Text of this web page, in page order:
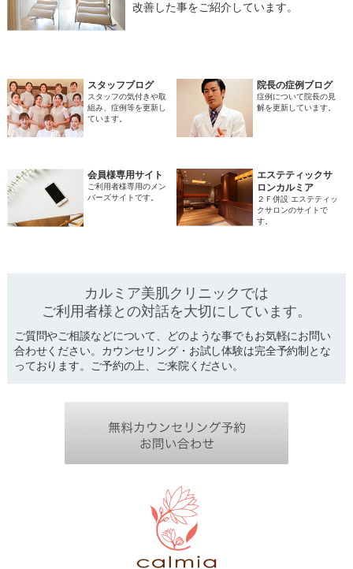
改善した事をご紹介しています。
スタッフブログ
スタッフの気付きや取
組み、症例等を更新し
ています。
院長の症例ブログ
症例について院長の見
解を更新しています。
会員様専用サイト
ご利用者様専用のメン
バーズサイトです。
エステティックサ
ロンカルミア
２Ｆ併設 エステティッ
クサロンのサイトで
す。
カルミア美肌クリニックでは
ご利用者様との対話を大切にしています。
ご質問やご相談などについて、どのような事でもお気軽にお問い
合わせください。カウンセリング・お試し体験は完全予約制とな
っております。ご予約の上、ご来院ください。